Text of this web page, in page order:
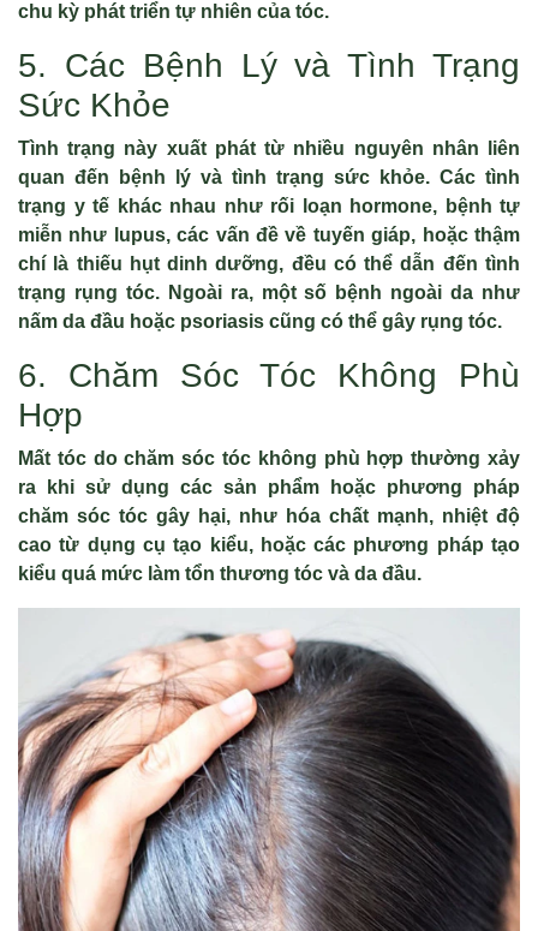
chu kỳ phát triển tự nhiên của tóc.
5. Các Bệnh Lý và Tình Trạng
Sức Khỏe
Tình trạng này xuất phát từ nhiều nguyên nhân liên
quan đến bệnh lý và tình trạng sức khỏe. Các tình
trạng y tế khác nhau như rối loạn hormone, bệnh tự
miễn như lupus, các vấn đề về tuyến giáp, hoặc thậm
chí là thiếu hụt dinh dưỡng, đều có thể dẫn đến tình
trạng rụng tóc. Ngoài ra, một số bệnh ngoài da như
nấm da đầu hoặc psoriasis cũng có thể gây rụng tóc.
6. Chăm Sóc Tóc Không Phù
Hợp
Mất tóc do chăm sóc tóc không phù hợp thường xảy
ra khi sử dụng các sản phẩm hoặc phương pháp
chăm sóc tóc gây hại, như hóa chất mạnh, nhiệt độ
cao từ dụng cụ tạo kiểu, hoặc các phương pháp tạo
kiểu quá mức làm tổn thương tóc và da đầu.